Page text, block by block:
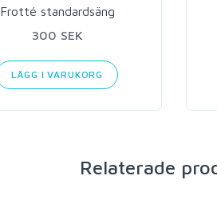
Frotté standardsäng
300 SEK
LÄGG I VARUKORG
Relaterade